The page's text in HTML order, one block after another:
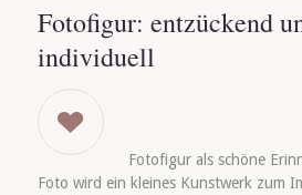
Fotofigur: entzückend
individuell
Fotofigur als schöne
Foto wird ein kleines Kunstwerk zum